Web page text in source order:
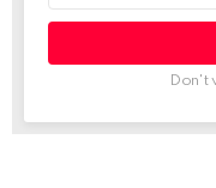
Don't